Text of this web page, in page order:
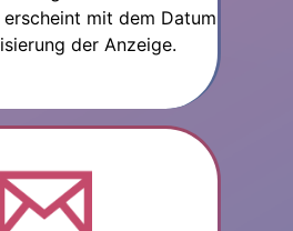
mit dem Datum
der Anzeige.